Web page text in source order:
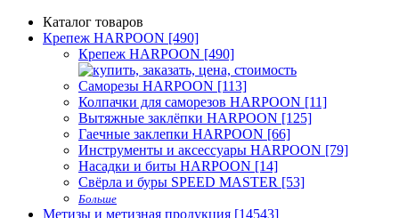
Каталог товаров
Крепеж HARPOON [490]
Крепеж HARPOON [490]
Саморезы HARPOON [113]
Колпачки для саморезов HARPOON [11]
Вытяжные заклёпки HARPOON [125]
Гаечные заклепки HARPOON [66]
Инструменты и аксессуары HARPOON [79]
Насадки и биты HARPOON [14]
Свёрла и буры SPEED MASTER [53]
Больше
Метизы и метизная продукция [14543]